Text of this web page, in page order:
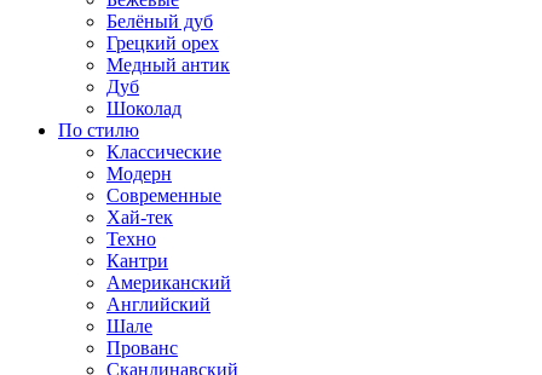
Белёный дуб
Грецкий орех
Медный антик
Дуб
Шоколад
По стилю
Классические
Модерн
Современные
Хай-тек
Техно
Кантри
Американский
Английский
Шале
Прованс
Скандинавский